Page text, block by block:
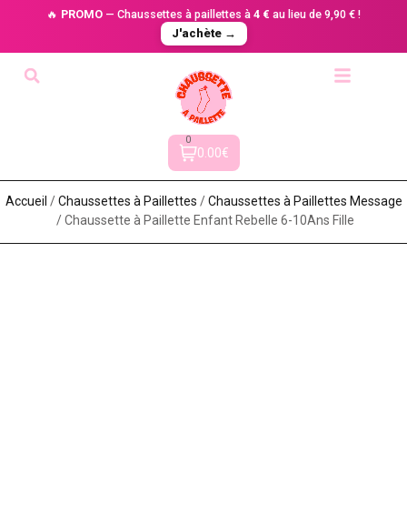
🔥 PROMO — Chaussettes à paillettes à 4 € au lieu de 9,90 € !
J'achète →
0
0.00€
Accueil /Chaussettes à Paillette​s /Chaussettes à Paillettes Message​
/ Chaussette à Paillette Enfant Rebelle 6-10Ans Fille